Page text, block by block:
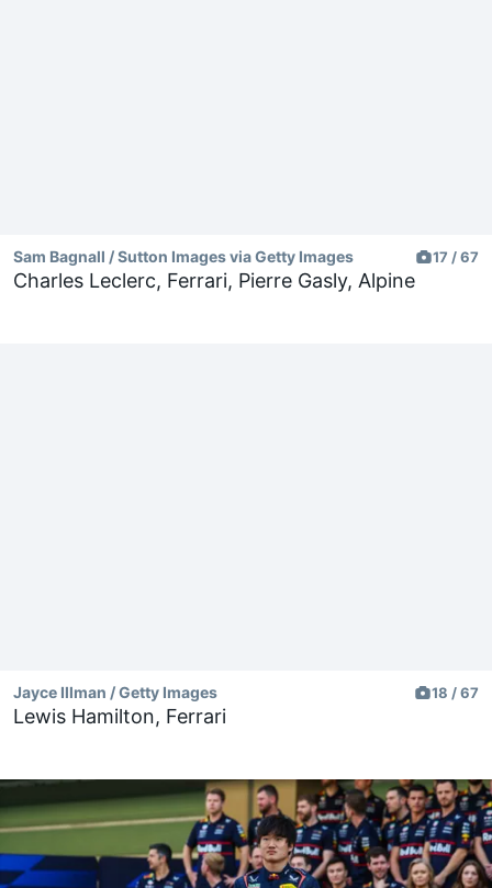
Sam Bagnall / Sutton Images via Getty Images 17 / 67
Charles Leclerc, Ferrari, Pierre Gasly, Alpine
Jayce Illman / Getty Images 18 / 67
Lewis Hamilton, Ferrari